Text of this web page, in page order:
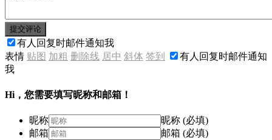
提交评论
有人回复时邮件通知我
表情 贴图 加粗 删除线 居中 斜体 签到
有人回复时邮件通知
我
Hi，您需要填写昵称和邮箱！
昵称
昵称 (必填)
邮箱
邮箱 (必填)